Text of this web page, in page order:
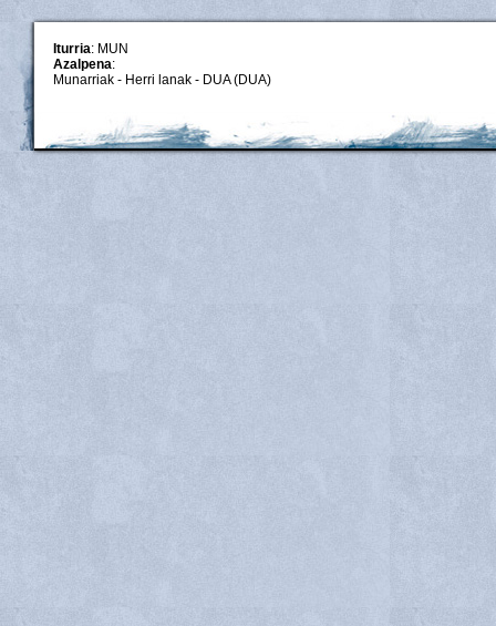
Iturria: MUN
Azalpena:
Munarriak - Herri lanak - DUA (DUA)